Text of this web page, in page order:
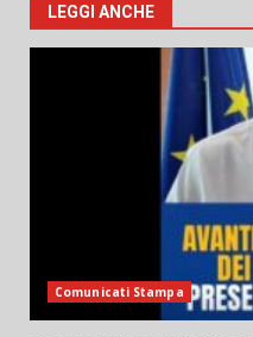
LEGGI ANCHE
Comunicati Stampa